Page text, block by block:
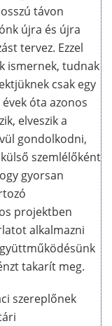
távon
újra és újra
tervez. Ezzel
ismernek, tudnak
csak egy
óta azonos
elveszik a
gondolkodni,
szemlélőként
gyorsan
projektben
alkalmazni
takarít meg.
szereplőnek